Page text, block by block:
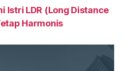
Istri LDR (Long Distance
Harmonis